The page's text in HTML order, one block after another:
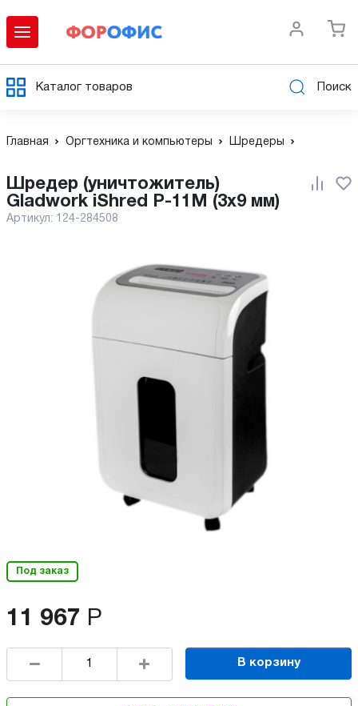
Каталог товаров Поиск
Главная Оргтехника и компьютеры Шредеры
Шредер (уничтожитель)
Gladwork iShred P-11M (3x9 мм)
Артикул: 124-284508
Под заказ
11 967 Р
В корзину